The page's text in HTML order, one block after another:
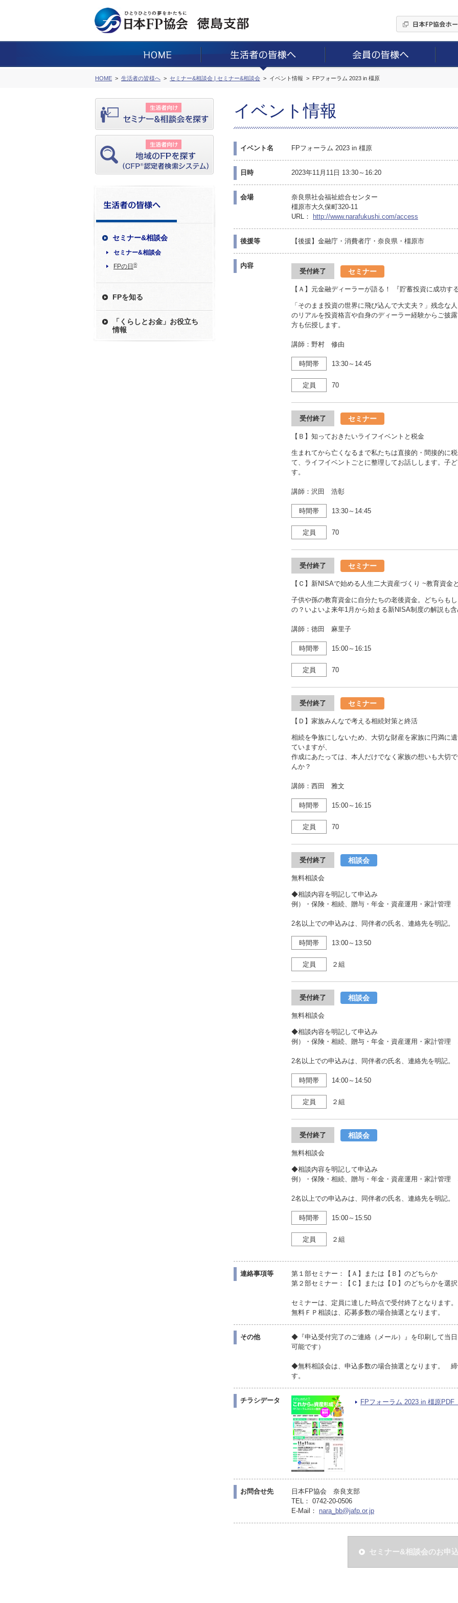
HOME 生活者の皆様へ セミナー&相談会 | セミナー&相談会 イベント情報 FPフォーラム 2023 in 橿原
セミナー&相談会
セミナー&相談会
FPの日 ®
FPを知る
「くらしとお金」お役立ち
情報
イベント情報
イベント名 FPフォーラム 2023 in 橿原
日時 2023年11月11日 13:30～16:20
会場
奈良県社会福祉総合センター
橿原市大久保町320-11
URL：
http://www.narafukushi.com/access
後援等 【後援】金融庁・消費者庁・奈良県・橿原市
内容
受付終了 セミナー
【Ａ】元金融ディーラーが語る！ 『貯蓄投資に成功
「そのまま投資の世界に飛び込んで大丈夫？」残念な
のリアルを投資格言や自身のディーラー経験からご披
方も伝授します。
講師：野村 修由
時間帯 13:30～14:45
定員 70
受付終了 セミナー
【Ｂ】知っておきたいライフイベントと税金
生まれてから亡くなるまで私たちは直接的・間接的に
て、ライフイベントごとに整理してお話しします。子
す。
講師：沢田 浩彰
時間帯 13:30～14:45
定員 70
受付終了 セミナー
【Ｃ】新NISAで始める人生二大資産づくり ~教育資金
子供や孫の教育資金に自分たちの老後資金。どちらも
の？いよいよ来年1月から始まる新NISA制度の解説も
講師：徳田 麻里子
時間帯 15:00～16:15
定員 70
受付終了 セミナー
【Ｄ】家族みんなで考える相続対策と終活
相続を争族にしないため、大切な財産を家族に円満に
ていますが、
作成にあたっては、本人だけでなく家族の想いも大切
んか？
講師：西田 雅文
時間帯 15:00～16:15
定員 70
受付終了 相談会
無料相談会
◆相談内容を明記して申込み
例）・保険・相続、贈与・年金・資産運用・家計管理
2名以上での申込みは、同伴者の氏名、連絡先を明記。
時間帯 13:00～13:50
定員 ２組
受付終了 相談会
無料相談会
◆相談内容を明記して申込み
例）・保険・相続、贈与・年金・資産運用・家計管理
2名以上での申込みは、同伴者の氏名、連絡先を明記。
時間帯 14:00～14:50
定員 ２組
受付終了 相談会
無料相談会
◆相談内容を明記して申込み
例）・保険・相続、贈与・年金・資産運用・家計管理
2名以上での申込みは、同伴者の氏名、連絡先を明記。
時間帯 15:00～15:50
定員 ２組
連絡事項等
第１部セミナー：【Ａ】または【Ｂ】のどちらか
第２部セミナー：【Ｃ】または【Ｄ】のどちらかを選
セミナーは、定員に達した時点で受付終了となります。
無料ＦＰ相談は、応募多数の場合抽選となります。
その他
◆『申込受付完了のご連絡（メール）』を印刷して当
可能です）
◆無料相談会は、申込多数の場合抽選となります。
す。
チラシデータ FPフォーラム 2023 in 橿原PDF
お問合せ先
日本FP協会 奈良支部
TEL： 0742-20-0506
E-Mail： nara_bb@jafp.or.jp
セミナー&相談会のお申